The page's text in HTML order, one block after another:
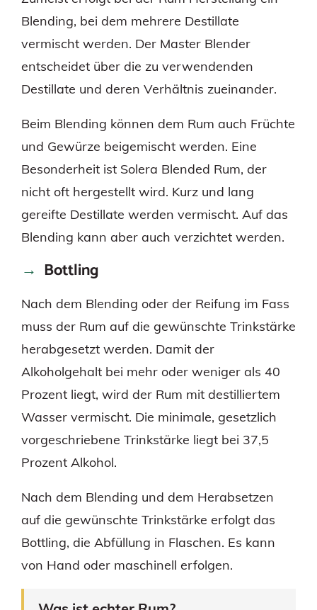
Blending, bei dem mehrere Destillate
vermischt werden. Der Master Blender
entscheidet über die zu verwendenden
Destillate und deren Verhältnis zueinander.
Beim Blending können dem Rum auch Früchte
und Gewürze beigemischt werden. Eine
Besonderheit ist Solera Blended Rum, der
nicht oft hergestellt wird. Kurz und lang
gereifte Destillate werden vermischt. Auf das
Blending kann aber auch verzichtet werden.
Bottling
Nach dem Blending oder der Reifung im Fass
muss der Rum auf die gewünschte Trinkstärke
herabgesetzt werden. Damit der
Alkoholgehalt bei mehr oder weniger als 40
Prozent liegt, wird der Rum mit destilliertem
Wasser vermischt. Die minimale, gesetzlich
vorgeschriebene Trinkstärke liegt bei 37,5
Prozent Alkohol.
Nach dem Blending und dem Herabsetzen
auf die gewünschte Trinkstärke erfolgt das
Bottling, die Abfüllung in Flaschen. Es kann
von Hand oder maschinell erfolgen.